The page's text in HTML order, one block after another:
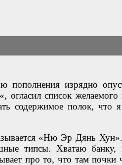
пополнения изрядно
«, огласил список желаемого
содержимое полок, что я
«Ню Эр Дянь
типсы. Хватаю банку,
про то, что там почки